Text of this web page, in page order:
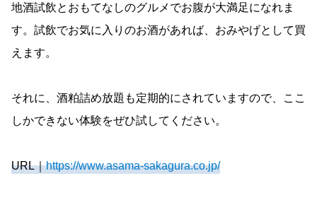
地酒試飲とおもてなしのグルメでお腹が大満足になれま
す。試飲でお気に入りのお酒があれば、おみやげとして買
えます。
それに、酒粕詰め放題も定期的にされていますので、ここ
しかできない体験をぜひ試してください。
URL｜https://www.asama-sakagura.co.jp/